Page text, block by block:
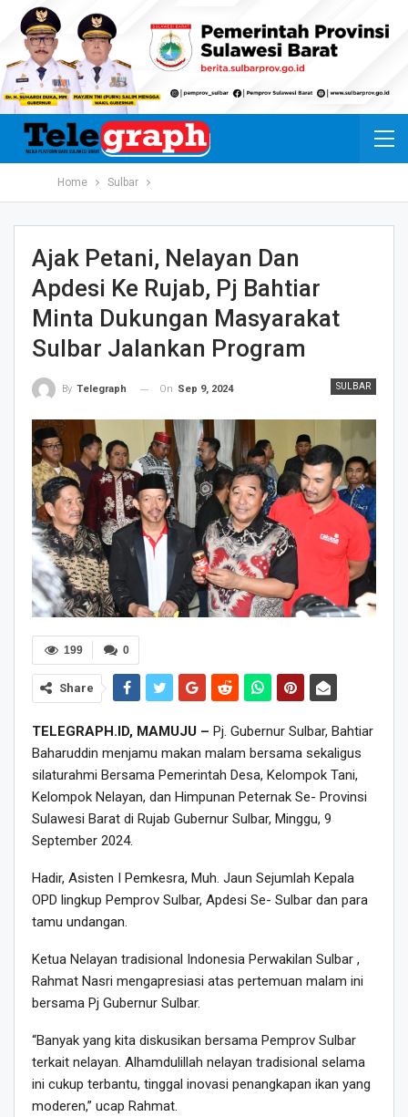
Home Sulbar
Ajak Petani, Nelayan Dan
Apdesi Ke Rujab, Pj Bahtiar
Minta Dukungan Masyarakat
Sulbar Jalankan Program
SULBAR
By Telegraph On Sep 9, 2024
0
199
Share
TELEGRAPH.ID, MAMUJU – Pj. Gubernur Sulbar, Bahtiar
Baharuddin menjamu makan malam bersama sekaligus
silaturahmi Bersama Pemerintah Desa, Kelompok Tani,
Kelompok Nelayan, dan Himpunan Peternak Se- Provinsi
Sulawesi Barat di Rujab Gubernur Sulbar, Minggu, 9
September 2024.
Hadir, Asisten I Pemkesra, Muh. Jaun Sejumlah Kepala
OPD lingkup Pemprov Sulbar, Apdesi Se- Sulbar dan para
tamu undangan.
Ketua Nelayan tradisional Indonesia Perwakilan Sulbar ,
Rahmat Nasri mengapresiasi atas pertemuan malam ini
bersama Pj Gubernur Sulbar.
“Banyak yang kita diskusikan bersama Pemprov Sulbar
terkait nelayan. Alhamdulillah nelayan tradisional selama
ini cukup terbantu, tinggal inovasi penangkapan ikan yang
moderen,” ucap Rahmat.